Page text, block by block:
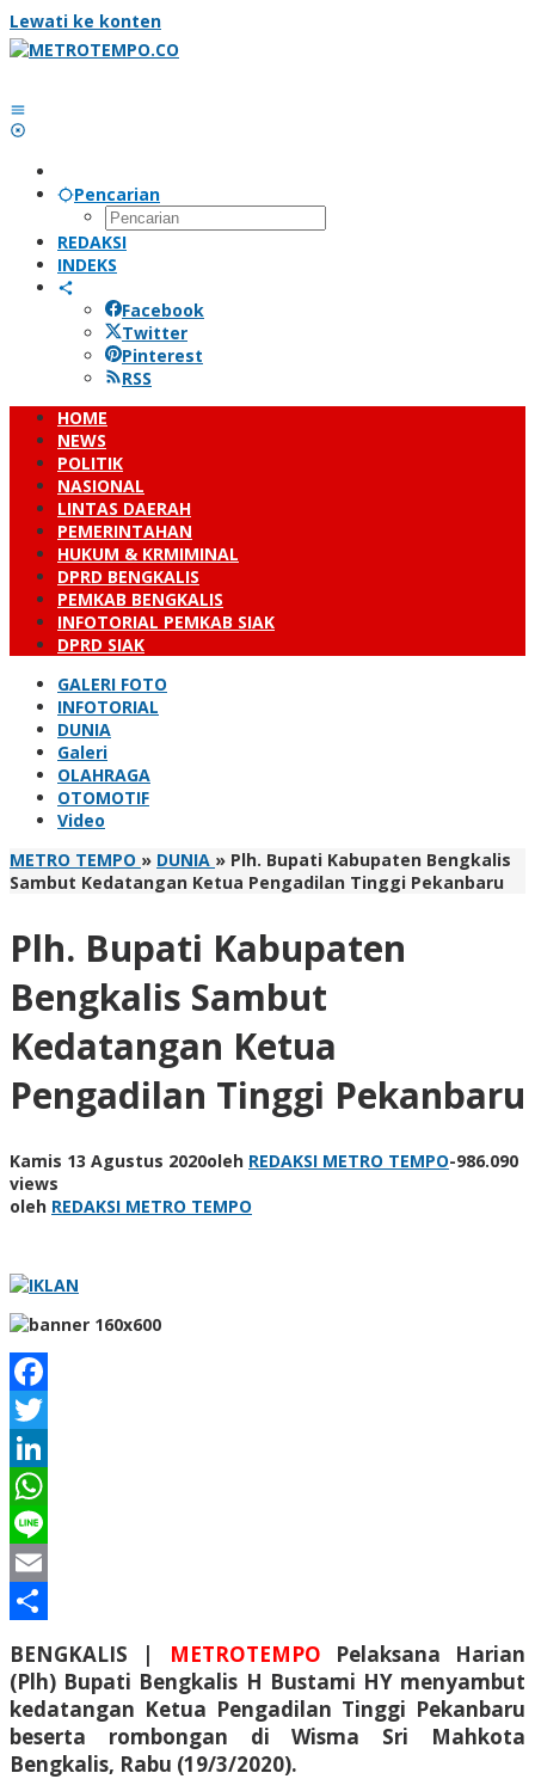
Lewati ke konten
Pencarian
REDAKSI
INDEKS
Facebook
Twitter
Pinterest
RSS
HOME
NEWS
POLITIK
NASIONAL
LINTAS DAERAH
PEMERINTAHAN
HUKUM & KRMIMINAL
DPRD BENGKALIS
PEMKAB BENGKALIS
INFOTORIAL PEMKAB SIAK
DPRD SIAK
GALERI FOTO
INFOTORIAL
DUNIA
Galeri
OLAHRAGA
OTOMOTIF
Video
METRO TEMPO » DUNIA » Plh. Bupati Kabupaten Bengkalis
Sambut Kedatangan Ketua Pengadilan Tinggi Pekanbaru
Plh. Bupati Kabupaten
Bengkalis Sambut
Kedatangan Ketua
Pengadilan Tinggi Pekanbaru
Kamis 13 Agustus 2020oleh REDAKSI METRO TEMPO-986.090
views
oleh REDAKSI METRO TEMPO
Facebook
Twitter
LinkedIn
WhatsApp
Line
Email
BENGKALIS | METROTEMPO Pelaksana Harian
(Plh) Bupati Bengkalis H Bustami HY menyambut
kedatangan Ketua Pengadilan Tinggi Pekanbaru
beserta rombongan di Wisma Sri Mahkota
Bengkalis, Rabu (19/3/2020).